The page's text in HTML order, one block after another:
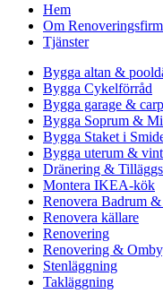
Hem
Om
Tjänster
Bygga altan &
Bygga Cykelförråd
Bygga garage &
Bygga Soprum &
Bygga Staket i
Bygga uterum &
Dränering &
Montera IKEA-kök
Renovera Badrum
Renovera källare
Renovering
Renovering &
Stenläggning
Takläggning